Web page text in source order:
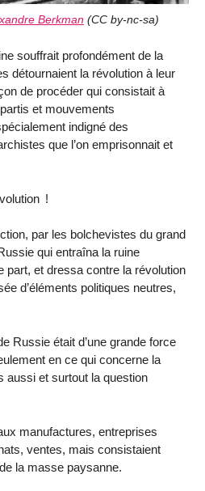
Berkman (CC by-nc-sa)
souffrait profondément de la
détournaient la révolution à leur
de procéder qui consistait à
et mouvements
indigné des
que l’on emprisonnait et
!
par les bolchevistes du grand
qui entraîna la ruine
part, et dressa contre la révolution
d’éléments politiques neutres,
Russie était d’une grande force
en ce qui concerne la
aussi et surtout la question
manufactures, entreprises
ventes, mais consistaient
la masse paysanne.